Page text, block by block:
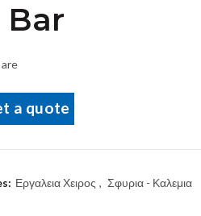
Bar
a quote
Εργαλεια Χειρος , Σφυρια - Καλεμια